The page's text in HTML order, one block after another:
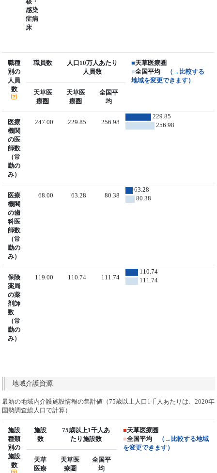
感染
症病
床
職種
別の
人員
数
職員数
人口10万人あたり
人員数
■天草医療圏
■全国平均
（→比較する
地域を変更できます）
天草医
療圏
天草医
療圏
全国平
均
医療
機関
の医
師数
（常
勤の
み）
247.00 229.85 256.98
229.85
256.98
医療
機関
の歯
科医
師数
（常
勤の
み）
68.00 63.28 80.38
63.28
80.38
保険
薬局
の薬
剤師
数
（常
勤の
み）
119.00 110.74 111.74
110.74
111.74
地域介護資源
最新の地域内介護施設情報の集計値（75歳以上人口1千人あたりは、2020年
国勢調査総人口で計算）
施設
種類
別の
施設
数
施設
数
75歳以上1千人あ
たり施設数
■天草医療圏
■全国平均
（→比較する地域
を変更できます）
天草
医療
天草医
療圏
全国平
均